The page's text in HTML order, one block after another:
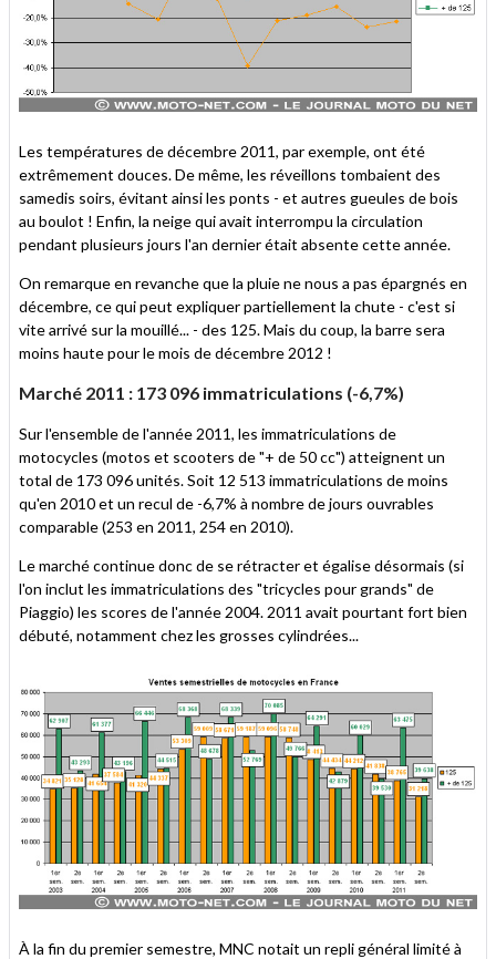
Les températures de décembre 2011, par exemple, ont été
extrêmement douces. De même, les réveillons tombaient des
samedis soirs, évitant ainsi les ponts - et autres gueules de bois
au boulot ! Enfin, la neige qui avait interrompu la circulation
pendant plusieurs jours l'an dernier était absente cette année.
On remarque en revanche que la pluie ne nous a pas épargnés en
décembre, ce qui peut expliquer partiellement la chute - c'est si
vite arrivé sur la mouillé... - des 125. Mais du coup, la barre sera
moins haute pour le mois de décembre 2012 !
Marché 2011 : 173 096 immatriculations (-6,7%)
Sur l'ensemble de l'année 2011, les immatriculations de
motocycles (motos et scooters de "+ de 50 cc") atteignent un
total de 173 096 unités. Soit 12 513 immatriculations de moins
qu'en 2010 et un recul de -6,7% à nombre de jours ouvrables
comparable (253 en 2011, 254 en 2010).
Le marché continue donc de se rétracter et égalise désormais (si
l'on inclut les immatriculations des "tricycles pour grands" de
Piaggio) les scores de l'année 2004. 2011 avait pourtant fort bien
débuté, notamment chez les grosses cylindrées...
À la fin du premier semestre, MNC notait un repli général limité à